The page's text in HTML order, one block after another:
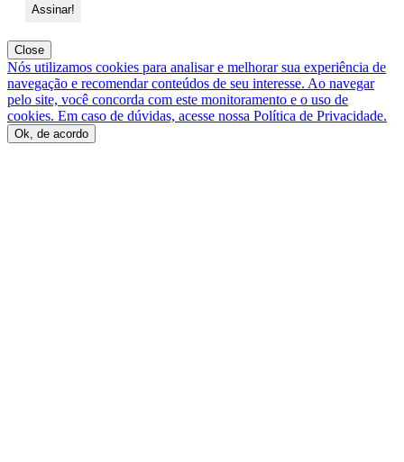
Close
Nós utilizamos cookies para analisar e melhorar sua experiência de
navegação e recomendar conteúdos de seu interesse. Ao navegar
pelo site, você concorda com este monitoramento e o uso de
cookies. Em caso de dúvidas, acesse nossa Política de Privacidade.
Ok, de acordo